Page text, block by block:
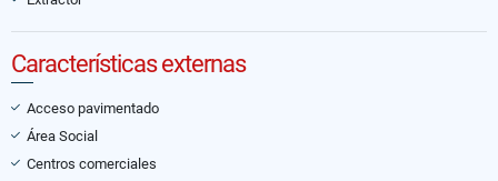
Características externas
Acceso pavimentado
Área Social
Centros comerciales